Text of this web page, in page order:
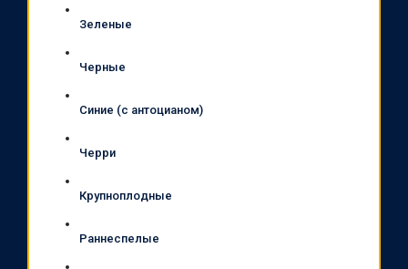
Зеленые
Черные
Синие (с антоцианом)
Черри
Крупноплодные
Раннеспелые